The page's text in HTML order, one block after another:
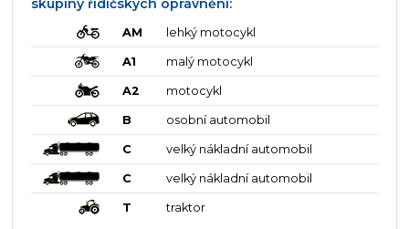
skupiny řidičských oprávnění:
AM lehký motocykl
A1 malý motocykl
A2 motocykl
B osobní automobil
C velký nákladní automobil
C velký nákladní automobil
T traktor